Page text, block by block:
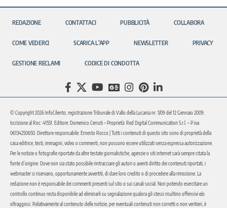
REDAZIONE CONTATTACI PUBBLICITÀ COLLABORA
COME VEDERCI SCARICA L’APP NEWSLETTER PRIVACY
GESTIONE RECLAMI CODICE DI CONDOTTA
© Copyright 2026 InfoCilento, registrazione Tribunale di Vallo della Lucania nr. 1/09 del 12 Gennaio 2009.
Iscrizione al Roc: 41551. Editore: Domenico Cerruti – Proprietà: Red Digital Communication S.r.l. – P.iva
06134250650. Direttore responsabile: Ernesto Rocco | Tutti i contenuti di questo sito sono di proprietà della
casa editrice, testi, immagini, video o commenti, non possono essere utilizzati senza espressa autorizzazione.
Per le notizie o fotografie riportate da altre testate giornalistiche, agenzie o siti internet sarà sempre citata la
fonte d’origine. Dove non sia stato possibile rintracciare gli autori o aventi diritto dei contenuti riportati, i
webmaster si riservano, opportunamente avvertiti, di dare loro credito o di procedere alla rimozione. La
redazione non è responsabile dei commenti presenti sul sito o sui canali social. Non potendo esercitare un
controllo continuo resta disponibile ad eliminarli su segnalazione qualora gli stessi risultino offensivi e/o
oltraggiosi. Relativamente al contenuto delle notizie, per eventuali contenuti non corretti o non veritieri, è